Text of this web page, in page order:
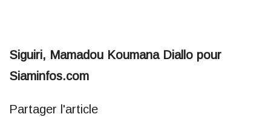
Siguiri, Mamadou Koumana Diallo pour
Siaminfos.com
Partager l'article